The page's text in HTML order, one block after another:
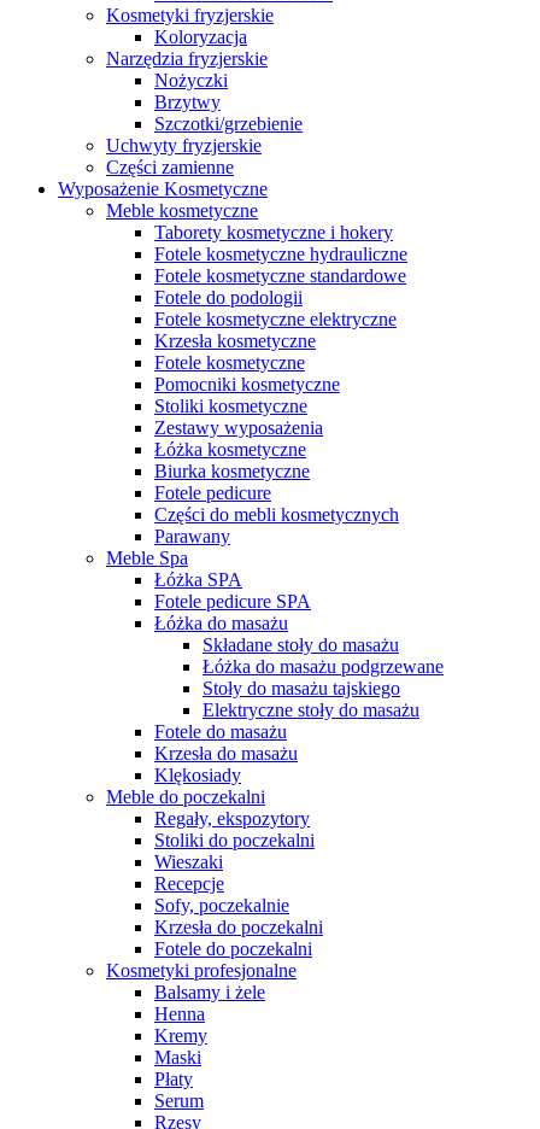
Kosmetyki fryzjerskie
Koloryzacja
Narzędzia fryzjerskie
Nożyczki
Brzytwy
Szczotki/grzebienie
Uchwyty fryzjerskie
Części zamienne
Wyposażenie Kosmetyczne
Meble kosmetyczne
Taborety kosmetyczne i hokery
Fotele kosmetyczne hydrauliczne
Fotele kosmetyczne standardowe
Fotele do podologii
Fotele kosmetyczne elektryczne
Krzesła kosmetyczne
Fotele kosmetyczne
Pomocniki kosmetyczne
Stoliki kosmetyczne
Zestawy wyposażenia
Łóżka kosmetyczne
Biurka kosmetyczne
Fotele pedicure
Części do mebli kosmetycznych
Parawany
Meble Spa
Łóżka SPA
Fotele pedicure SPA
Łóżka do masażu
Składane stoły do masażu
Łóżka do masażu podgrzewane
Stoły do masażu tajskiego
Elektryczne stoły do masażu
Fotele do masażu
Krzesła do masażu
Klękosiady
Meble do poczekalni
Regały, ekspozytory
Stoliki do poczekalni
Wieszaki
Recepcje
Sofy, poczekalnie
Krzesła do poczekalni
Fotele do poczekalni
Kosmetyki profesjonalne
Balsamy i żele
Henna
Kremy
Maski
Płaty
Serum
Rzęsy